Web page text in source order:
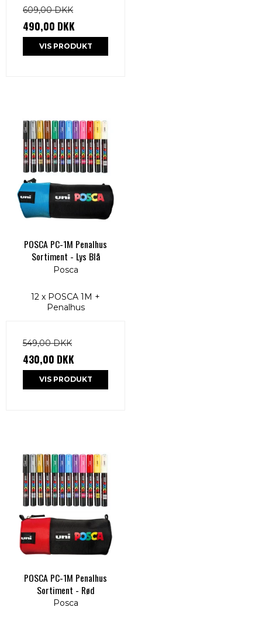
609,00 DKK
490,00 DKK
VIS PRODUKT
POSCA PC-1M Penalhus
Sortiment - Lys Blå
Posca
12 x POSCA 1M +
Penalhus
549,00 DKK
430,00 DKK
VIS PRODUKT
POSCA PC-1M Penalhus
Sortiment - Rød
Posca